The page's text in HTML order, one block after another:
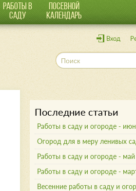
РАБОТЫ В
САДУ
ПОСЕВНОЙ
КАЛЕНДАРЬ
Вход
П
о
и
с
к
Последние статьи
Работы в саду и огороде -
Огород для в меру ленивых
Работы в саду и огороде - май
Работы в саду и огороде -
Весенние работы в саду и